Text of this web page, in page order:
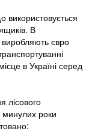
використовується
В
виробляють євро
в Україні серед
лісового
минулих роки